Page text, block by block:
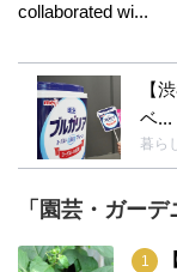
collaborated wi...
【
ベ...
暮ら
「園芸・ガー